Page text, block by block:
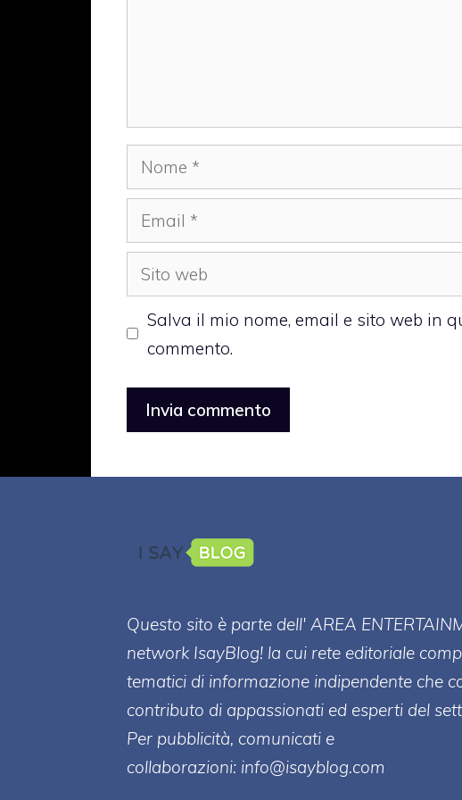
Nome
Email
Sito
web
Salva il mio nome, email e sito web in
commento.
Questo sito è parte dell' AREA ENTERT
network IsayBlog! la cui rete editoriale
tematici di informazione indipendente che
contributo di appassionati ed esperti del
Per pubblicità, comunicati e
collaborazioni: info@isayblog.com